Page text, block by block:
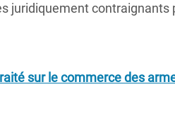
juridiquement contraignants
sur le commerce des